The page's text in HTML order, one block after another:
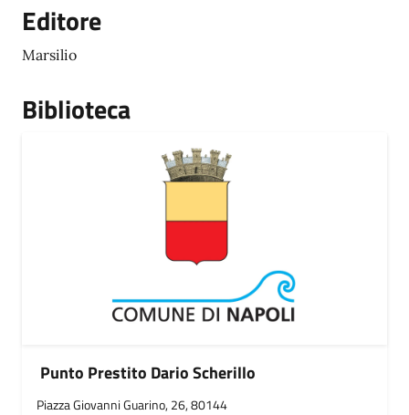
Editore
Marsilio
Biblioteca
Punto Prestito Dario Scherillo
Piazza Giovanni Guarino, 26, 80144